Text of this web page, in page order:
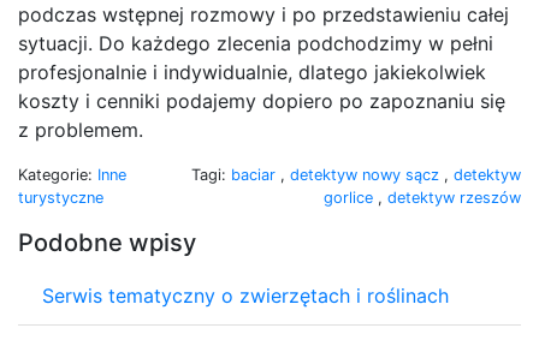
podczas wstępnej rozmowy i po przedstawieniu całej
sytuacji. Do każdego zlecenia podchodzimy w pełni
profesjonalnie i indywidualnie, dlatego jakiekolwiek
koszty i cenniki podajemy dopiero po zapoznaniu się
z problemem.
Kategorie: Inne
turystyczne
Tagi: baciar , detektyw nowy sącz , detektyw
gorlice , detektyw rzeszów
Podobne wpisy
Serwis tematyczny o zwierzętach i roślinach